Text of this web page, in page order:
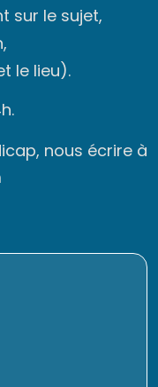
sur le sujet,
le lieu).
nous écrire à